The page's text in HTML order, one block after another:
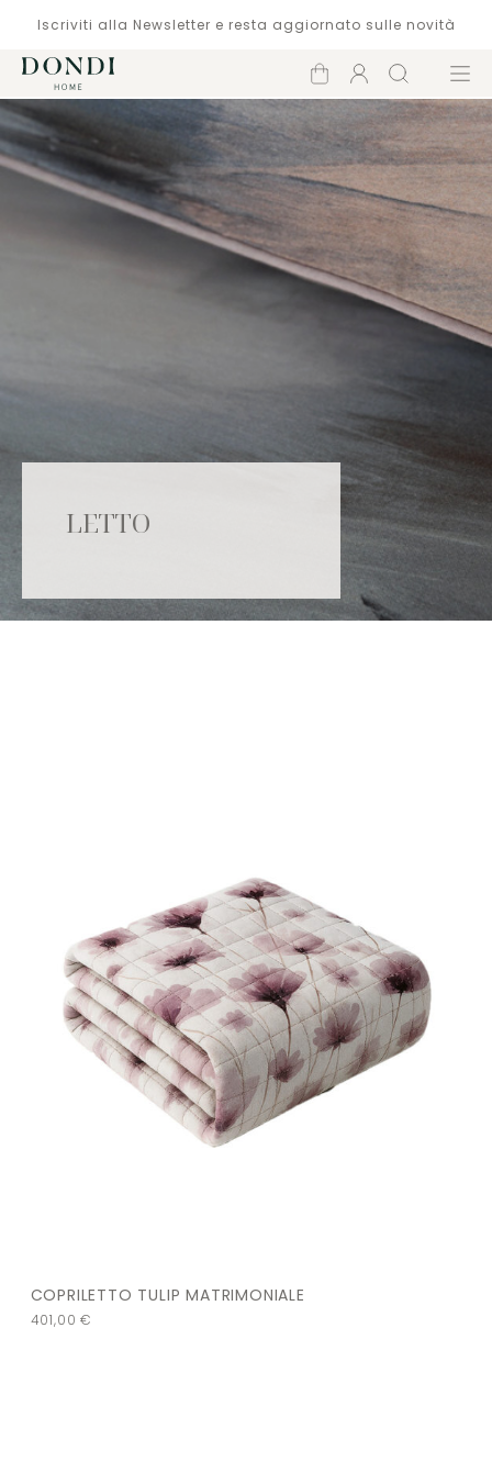
Iscriviti alla Newsletter e resta aggiornato sulle novità
Carrello
Account
Cerca Menù
LETTO
Catalogo
COPRILETTO TULIP MATRIMONIALE
401,00€